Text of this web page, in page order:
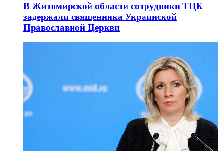
В Житомирской области сотрудники ТЦК
задержали священника Украинской
Православной Церкви